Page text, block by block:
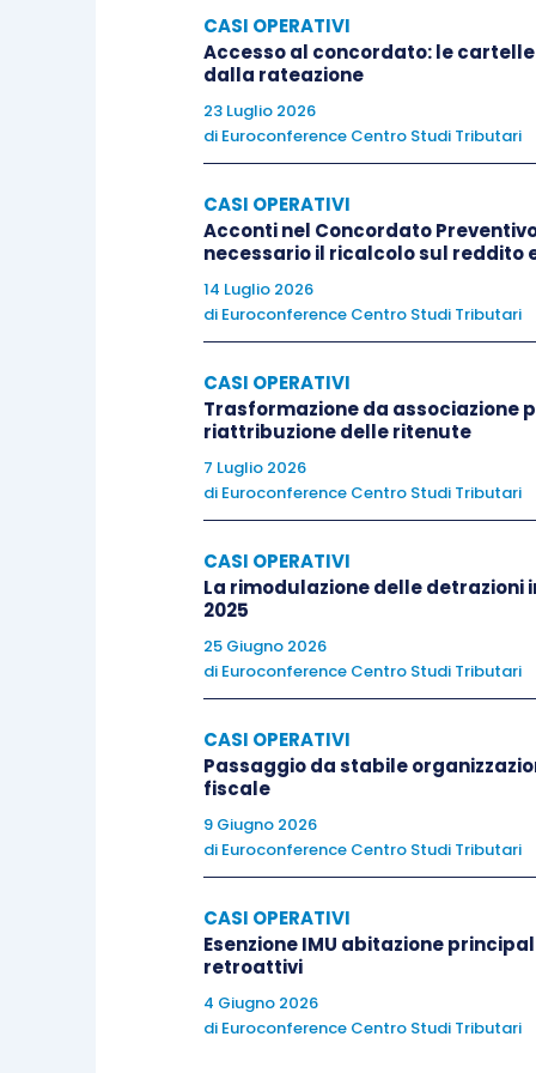
CASI OPERATIVI
Accesso al concordato: le
dalla rateazione
23 Luglio 2026
di Euroconference Centro Studi Tributari
CASI OPERATIVI
Acconti nel Concordato
necessario il ricalcolo sul reddito
14 Luglio 2026
di Euroconference Centro Studi Tributari
CASI OPERATIVI
Trasformazione da associazione
riattribuzione delle ritenute
7 Luglio 2026
di Euroconference Centro Studi Tributari
CASI OPERATIVI
La rimodulazione delle detrazioni
2025
25 Giugno 2026
di Euroconference Centro Studi Tributari
CASI OPERATIVI
Passaggio da stabile
fiscale
9 Giugno 2026
di Euroconference Centro Studi Tributari
CASI OPERATIVI
Esenzione IMU abitazione
retroattivi
4 Giugno 2026
di Euroconference Centro Studi Tributari